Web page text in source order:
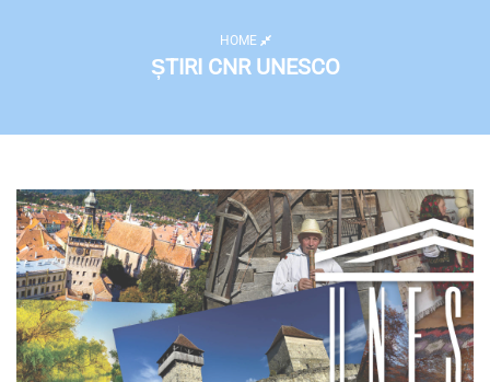
HOME
ȘTIRI CNR UNESCO